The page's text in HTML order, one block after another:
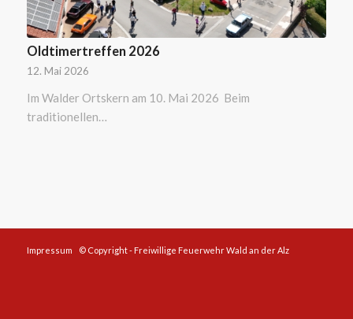
Oldtimertreffen 2026
12. Mai 2026
Im Walder Ortskern am 10. Mai 2026 Beim
traditionellen…
Impressum © Copyright - Freiwillige Feuerwehr Wald an der Alz